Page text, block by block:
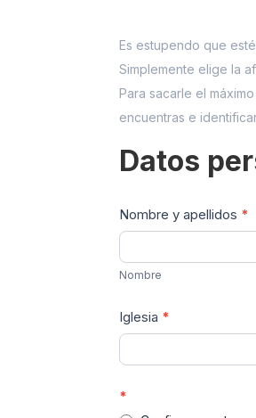
Es estupendo que
Simplemente elige la
Para sacarle el
encuentras e
Datos
Nombre y apellidos *
Nombre
Iglesia *
*